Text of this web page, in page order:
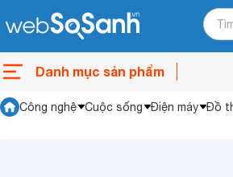
Danh mục sản phẩm
Công nghệ Cuộc sống Điện máy Đồ